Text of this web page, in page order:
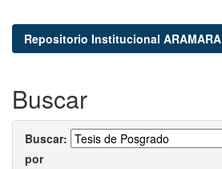
Repositorio Institucional ARAMARA
Buscar
Buscar:
por